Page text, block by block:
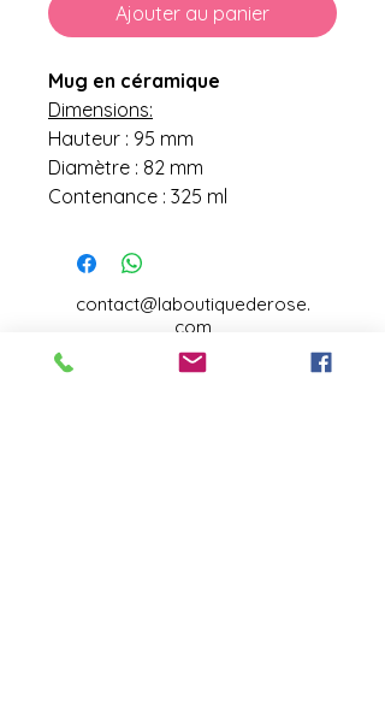
Ajouter au panier
Mug en céramique
Dimensions:
Hauteur : 95 mm
Diamètre : 82 mm
Contenance : 325 ml
contact@laboutiquederose.
com
Mentions légales